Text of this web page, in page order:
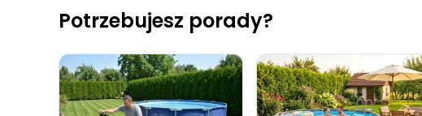
Potrzebujesz porady?